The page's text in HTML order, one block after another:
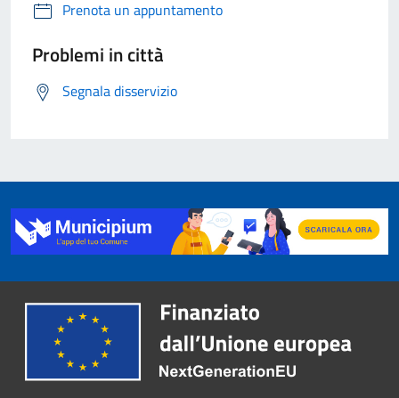
Prenota un appuntamento
Problemi in città
Segnala disservizio